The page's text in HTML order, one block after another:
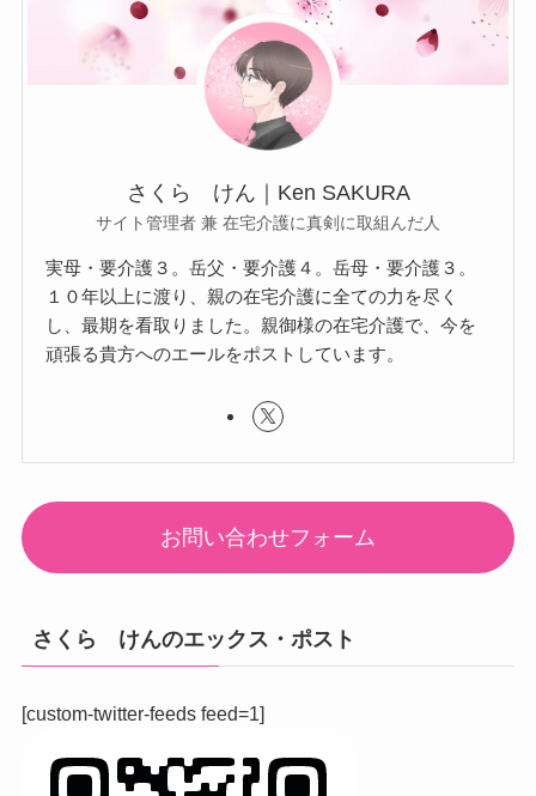
さくら けん｜Ken SAKURA
サイト管理者 兼 在宅介護に真剣に取組んだ人
実母・要介護３。岳父・要介護４。岳母・要介護３。
１０年以上に渡り、親の在宅介護に全ての力を尽く
し、最期を看取りました。親御様の在宅介護で、今を
頑張る貴方へのエールをポストしています。
お問い合わせフォーム
さくら けんのエックス・ポスト
[custom-twitter-feeds feed=1]